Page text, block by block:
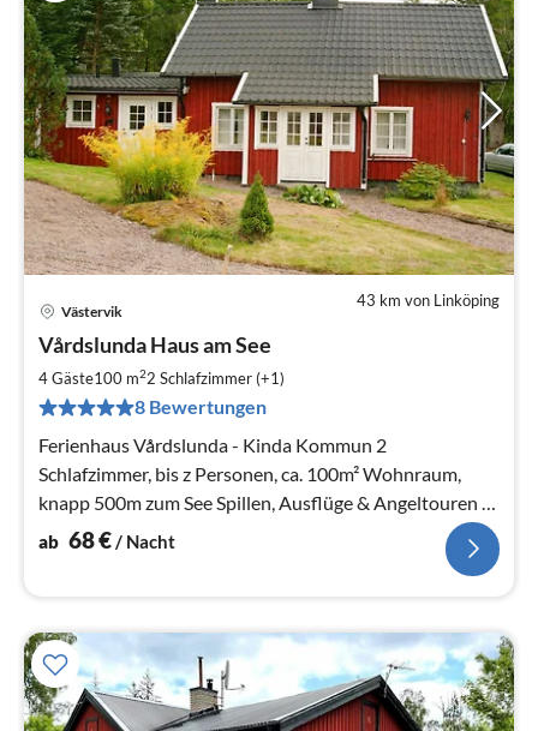
43 km von Linköping
Västervik
Vårdslunda Haus am See
4 Gäste100 m22 Schlafzimmer (+1)
8 Bewertungen
Ferienhaus Vårdslunda - Kinda Kommun 2
Schlafzimmer, bis z Personen, ca. 100m² Wohnraum,
knapp 500m zum See Spillen, Ausflüge & Angeltouren in
den Schären der Ostsee
ab 68€/ Nacht